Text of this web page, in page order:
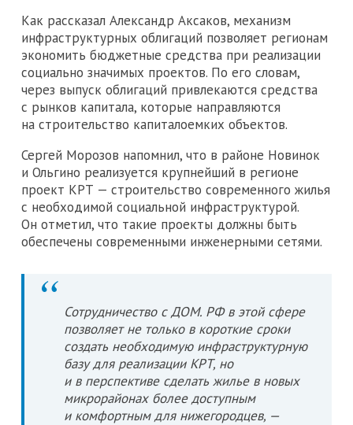
Как рассказал Александр Аксаков, механизм
инфраструктурных облигаций позволяет регионам
экономить бюджетные средства при реализации
социально значимых проектов. По его словам,
через выпуск облигаций привлекаются средства
с рынков капитала, которые направляются
на строительство капиталоемких объектов.
Сергей Морозов напомнил, что в районе Новинок
и Ольгино реализуется крупнейший в регионе
проект КРТ — строительство современного жилья
с необходимой социальной инфраструктурой.
Он отметил, что такие проекты должны быть
обеспечены современными инженерными сетями.
Сотрудничество с ДОМ. РФ в этой сфере
позволяет не только в короткие сроки
создать необходимую инфраструктурную
базу для реализации КРТ, но
и в перспективе сделать жилье в новых
микрорайонах более доступным
и комфортным для нижегородцев, —